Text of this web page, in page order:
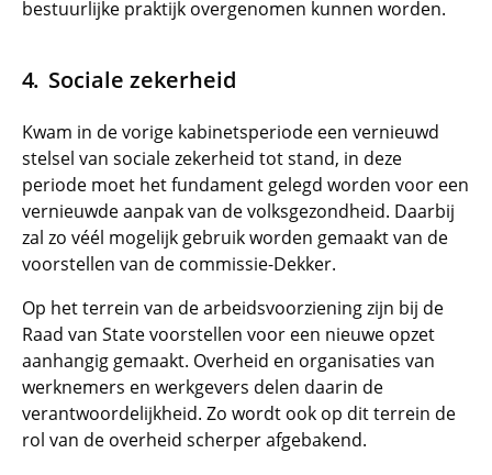
bestuurlijke praktijk overgenomen kunnen worden.
Sociale zekerheid
Kwam in de vorige kabinetsperiode een vernieuwd
stelsel van sociale zekerheid tot stand, in deze
periode moet het fundament gelegd worden voor een
vernieuwde aanpak van de volksgezondheid. Daarbij
zal zo véél mogelijk gebruik worden gemaakt van de
voorstellen van de commissie-Dekker.
Op het terrein van de arbeidsvoorziening zijn bij de
Raad van State voorstellen voor een nieuwe opzet
aanhangig gemaakt. Overheid en organisaties van
werknemers en werkgevers delen daarin de
verantwoordelijkheid. Zo wordt ook op dit terrein de
rol van de overheid scherper afgebakend.